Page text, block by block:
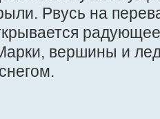
Рвусь на
вершины и